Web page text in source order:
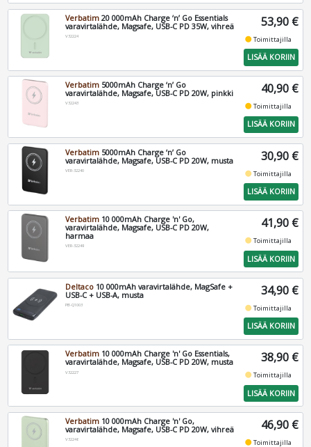
Verbatim 20 000mAh Charge ‘n’ Go Essentials
varavirtalähde, Magsafe, USB-C PD 35W, vihreä
V32224
53,90 €
fiber_manual_recordToimittajilla
LISÄÄ KORIIN
Verbatim 5000mAh Charge ‘n’ Go
varavirtalähde, Magsafe, USB-C PD 20W, pinkki
V32243
40,90 €
fiber_manual_recordToimittajilla
LISÄÄ KORIIN
Verbatim 5000mAh Charge ‘n’ Go
varavirtalähde, Magsafe, USB-C PD 20W, musta
VER-32240
30,90 €
fiber_manual_recordToimittajilla
LISÄÄ KORIIN
Verbatim 10 000mAh Charge 'n' Go,
varavirtalähde, Magsafe, USB-C PD 20W,
harmaa
VER-32249
41,90 €
fiber_manual_recordToimittajilla
LISÄÄ KORIIN
Deltaco 10 000mAh varavirtalähde, MagSafe +
USB-C + USB-A, musta
PB-Q1003
34,90 €
fiber_manual_recordToimittajilla
LISÄÄ KORIIN
Verbatim 10 000mAh Charge 'n' Go Essentials,
varavirtalähde, Magsafe, USB-C PD 20W, musta
V32227
38,90 €
fiber_manual_recordToimittajilla
LISÄÄ KORIIN
Verbatim 10 000mAh Charge 'n' Go,
varavirtalähde, Magsafe, USB-C PD 20W, vihreä
V32246
46,90 €
fiber_manual_recordToimittajilla